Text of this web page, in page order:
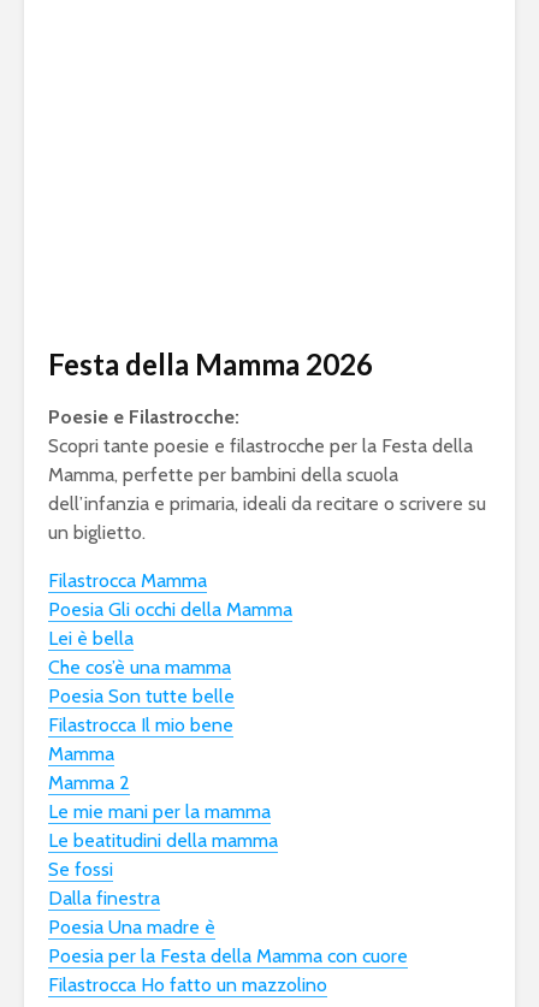
Festa della Mamma 2026
Poesie e Filastrocche:
Scopri tante poesie e filastrocche per la Festa della
Mamma, perfette per bambini della scuola
dell’infanzia e primaria, ideali da recitare o scrivere su
un biglietto.
Filastrocca Mamma
Poesia Gli occhi della Mamma
Lei è bella
Che cos’è una mamma
Poesia Son tutte belle
Filastrocca Il mio bene
Mamma
Mamma 2
Le mie mani per la mamma
Le beatitudini della mamma
Se fossi
Dalla finestra
Poesia Una madre è
Poesia per la Festa della Mamma con cuore
Filastrocca Ho fatto un mazzolino